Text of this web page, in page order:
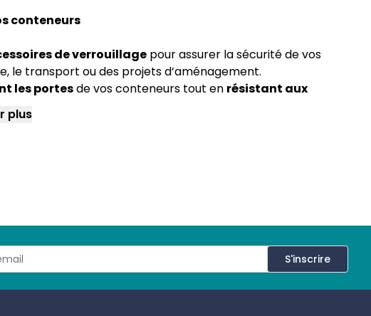
conteneurs
de verrouillage pour assurer la sécurité de vos
le transport ou des projets d’aménagement.
les portesde vos conteneurs tout en résistant aux
directe, ce cadenas en acier inoxydableest adapté
une sécurité optimale sans installation supplémentaire.
plus
S'inscrire